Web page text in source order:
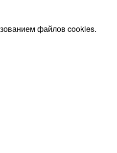
файлов cookies.